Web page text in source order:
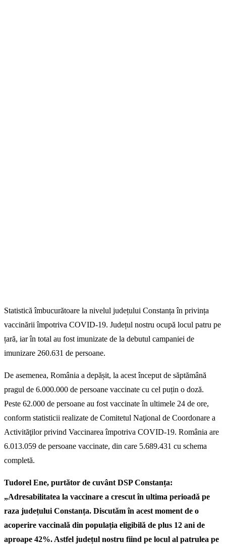
Statistică îmbucurătoare la nivelul județului Constanța în privința
vaccinării împotriva COVID-19. Județul nostru ocupă locul patru pe
țară, iar în total au fost imunizate de la debutul campaniei de
imunizare 260.631 de persoane.
De asemenea, România a depășit, la acest început de săptămână
pragul de 6.000.000 de persoane vaccinate cu cel puțin o doză.
Peste 62.000 de persoane au fost vaccinate în ultimele 24 de ore,
conform statisticii realizate de Comitetul Naţional de Coordonare a
Activităţilor privind Vaccinarea împotriva COVID-19. România are
6.013.059 de persoane vaccinate, din care 5.689.431 cu schema
completă.
Tudorel Ene, purtător de cuvânt DSP Constanța:
„Adresabilitatea la vaccinare a crescut în ultima perioadă pe
raza județului Constanța. Discutăm în acest moment de o
acoperire vaccinală din populația eligibilă de plus 12 ani de
aproape 42%. Astfel județul nostru fiind pe locul al patrulea pe